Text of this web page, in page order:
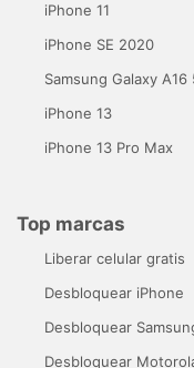
iPhone 11
iPhone SE 2020
Samsung Galaxy A16
iPhone 13
iPhone 13 Pro Max
Top marcas
Liberar celular gratis
Desbloquear iPhone
Desbloquear
Desbloquear